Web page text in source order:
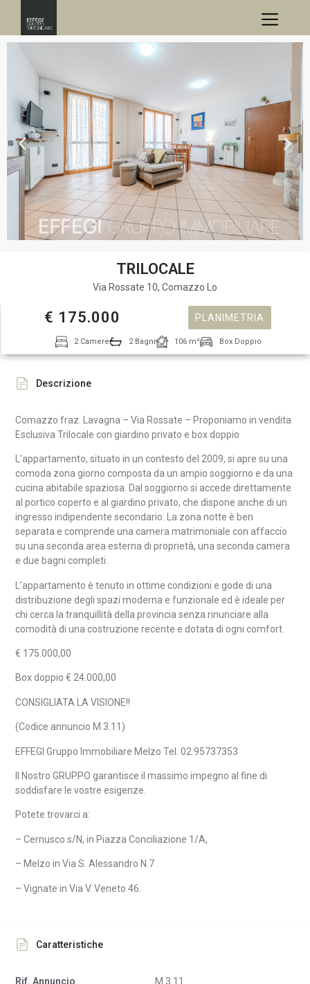
TRILOCALE
Via Rossate 10, Comazzo Lo
€ 175.000 PLANIMETRIA
2 Camere 2 Bagni 106 m² Box Doppio
Descrizione
Comazzo fraz. Lavagna – Via Rossate – Proponiamo in vendita
Esclusiva Trilocale con giardino privato e box doppio
L’appartamento, situato in un contesto del 2009, si apre su una
comoda zona giorno composta da un ampio soggiorno e da una
cucina abitabile spaziosa. Dal soggiorno si accede direttamente
al portico coperto e al giardino privato, che dispone anche di un
ingresso indipendente secondario. La zona notte è ben
separata e comprende una camera matrimoniale con affaccio
su una seconda area esterna di proprietà, una seconda camera
e due bagni completi.
L’appartamento è tenuto in ottime condizioni e gode di una
distribuzione degli spazi moderna e funzionale ed è ideale per
chi cerca la tranquillità della provincia senza rinunciare alla
comodità di una costruzione recente e dotata di ogni comfort.
€ 175.000,00
Box doppio € 24.000,00
CONSIGLIATA LA VISIONE!!
(Codice annuncio M.3.11)
EFFEGI Gruppo Immobiliare Melzo Tel. 02.95737353
Il Nostro GRUPPO garantisce il massimo impegno al fine di
soddisfare le vostre esigenze.
Potete trovarci a:
– Cernusco s/N, in Piazza Conciliazione 1/A,
– Melzo in Via S. Alessandro N.7
– Vignate in Via V. Veneto 46.
Caratteristiche
Rif. Annuncio M.3.11